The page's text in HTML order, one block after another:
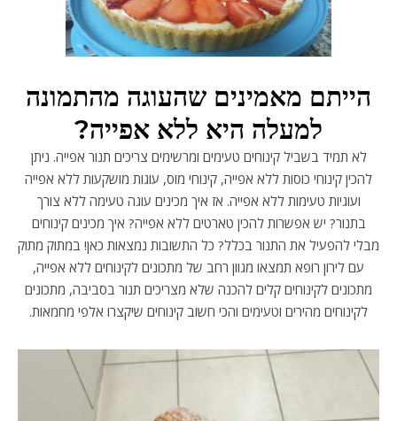
הייתם מאמינים שהעוגה מהתמונה
למעלה היא ללא אפייה?
לא תמיד בשביל קינוחים טעימים ומרשימים צריכים תנור אפייה. ניתן
להכין קינוחי כוסות ללא אפייה, קינוחי מוס, עוגות מושקעות ללא אפייה
ועוגיות טעימות ללא אפייה. אז איך מכינים עוגה טעימה ללא צורך
בתנור? יש אפשרות להכין טארטים ללא אפייה? איך מכינים קינוחים
מבלי להפעיל את התנור בכלל? כל התשובות נמצאות כאן! במתוק מתוק
עם לירון רופא תמצאו מגוון רחב של מתכונים לקינוחים ללא אפייה,
מתכונים לקינוחים קלים להכנה שלא מצריכים תנור בסביבה, מתכונים
לקינוחים מהירים וטעימים והכי חשוב קינוחים שיקצרו אלפי מחמאות.